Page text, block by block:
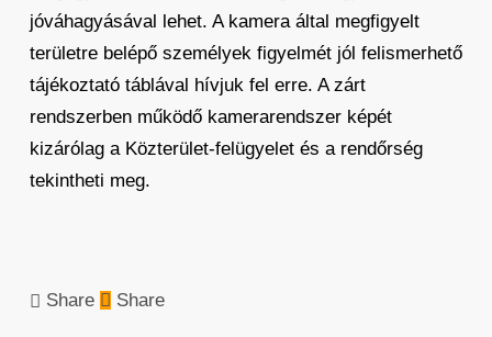
jóváhagyásával lehet. A kamera által megfigyelt
területre belépő személyek figyelmét jól felismerhető
tájékoztató táblával hívjuk fel erre. A zárt
rendszerben működő kamerarendszer képét
kizárólag a Közterület-felügyelet és a rendőrség
tekintheti meg.
Share Share